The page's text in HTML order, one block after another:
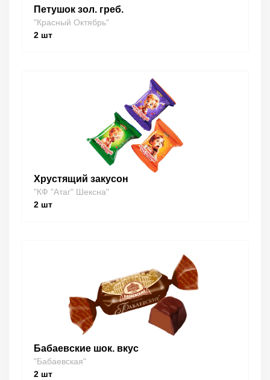
Петушок зол. греб.
"Красный Октябрь"
2 шт
Хрустящий закусон
"КФ "Атаг" Шексна"
2 шт
Бабаевские шок. вкус
"Бабаевская"
2 шт